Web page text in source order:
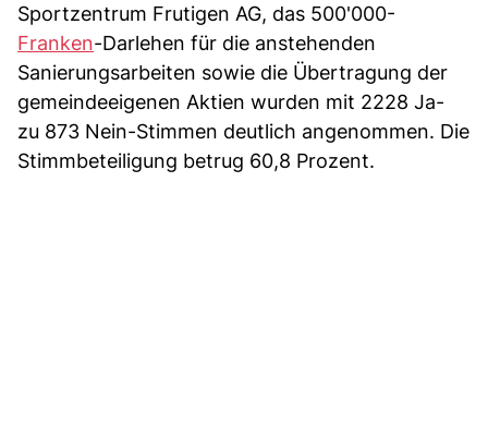
Sportzentrum Frutigen AG, das 500'000-
Franken-Darlehen für die anstehenden
Sanierungsarbeiten sowie die Übertragung der
gemeindeeigenen Aktien wurden mit 2228 Ja-
zu 873 Nein-Stimmen deutlich angenommen. Die
Stimmbeteiligung betrug 60,8 Prozent.